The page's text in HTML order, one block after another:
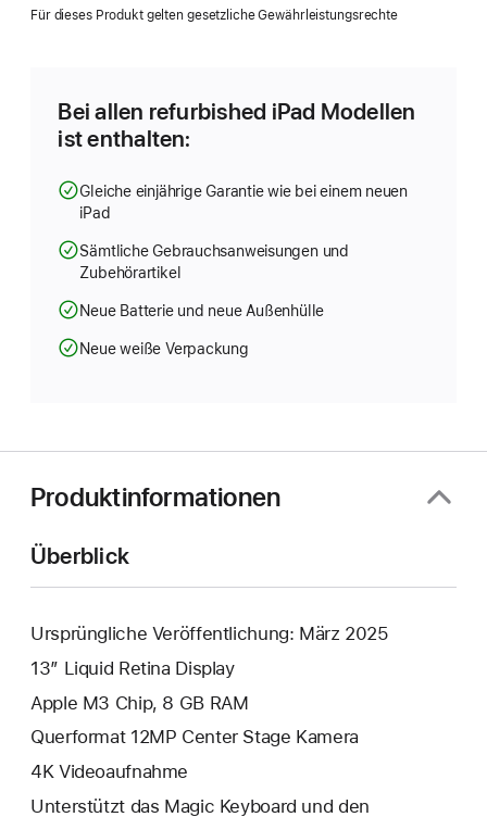
Fenster)
Für dieses Produkt gelten gesetzliche Gewährleistungsrechte
Bei allen refurbished iPad Modellen
ist enthalten:
Gleiche einjährige Garantie wie bei einem neuen
iPad
Sämtliche Gebrauchsanweisungen und
Zubehörartikel
Neue Batterie und neue Außenhülle
Neue weiße Verpackung
Produktinformationen
Überblick
Ursprüngliche Veröffentlichung: März 2025
13” Liquid Retina Display
Apple M3 Chip, 8 GB RAM
Querformat 12MP Center Stage Kamera
4K Video­aufnahme
Unterstützt das Magic Keyboard und den